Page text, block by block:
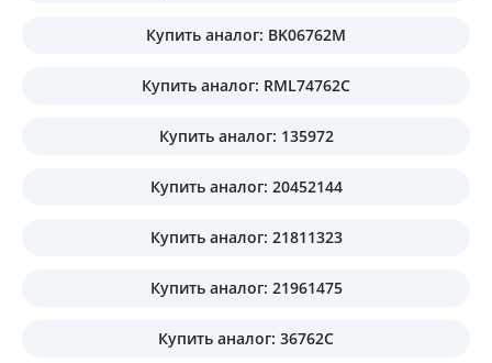
Купить аналог: BK06762M
Купить аналог: RML74762C
Купить аналог: 135972
Купить аналог: 20452144
Купить аналог: 21811323
Купить аналог: 21961475
Купить аналог: 36762C